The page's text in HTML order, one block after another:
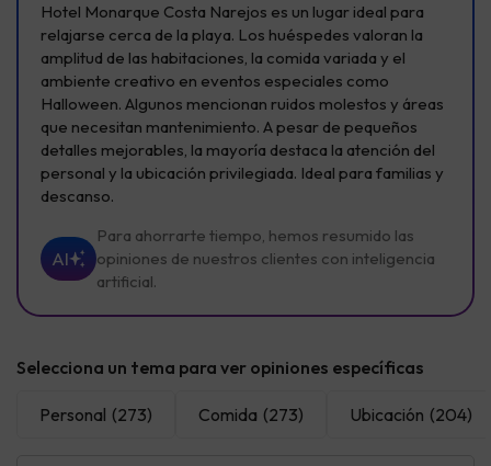
Hotel Monarque Costa Narejos es un lugar ideal para
relajarse cerca de la playa. Los huéspedes valoran la
amplitud de las habitaciones, la comida variada y el
ambiente creativo en eventos especiales como
Halloween. Algunos mencionan ruidos molestos y áreas
que necesitan mantenimiento. A pesar de pequeños
detalles mejorables, la mayoría destaca la atención del
personal y la ubicación privilegiada. Ideal para familias y
descanso.
AI
Para ahorrarte tiempo, hemos resumido las
opiniones de nuestros clientes con inteligencia
artificial.
Selecciona un tema para ver opiniones específicas
Personal (273) Comida (273) Ubicación (204)